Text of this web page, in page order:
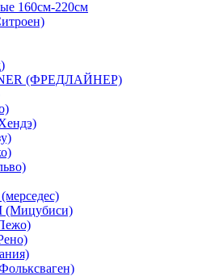
160см-220см
(ФРЕДЛАЙНЕР)
(Мицубиси)